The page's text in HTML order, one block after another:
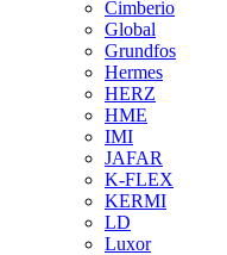
Cimberio
Global
Grundfos
Hermes
HERZ
HME
IMI
JAFAR
K-FLEX
KERMI
LD
Luxor